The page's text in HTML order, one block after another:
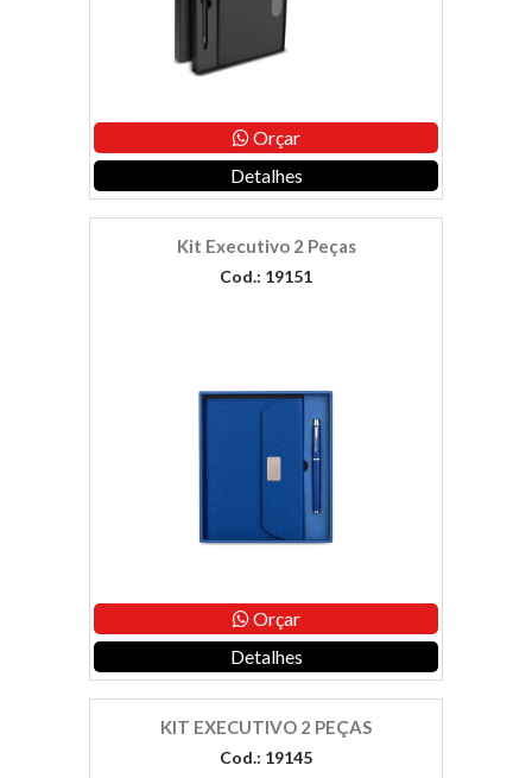
Orçar
Detalhes
Kit Executivo 2 Peças
Cod.: 19151
Orçar
Detalhes
KIT EXECUTIVO 2 PEÇAS
Cod.: 19145